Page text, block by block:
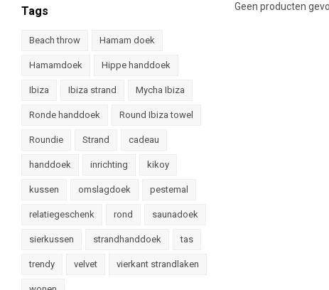
Tags
Beach throw Hamam doek
Hamamdoek Hippe handdoek
Ibiza Ibiza strand Mycha Ibiza
Ronde handdoek Round Ibiza towel
Roundie Strand cadeau
handdoek inrichting kikoy
kussen omslagdoek pestemal
relatiegeschenk rond saunadoek
sierkussen strandhanddoek tas
trendy velvet vierkant strandlaken
Geen producten